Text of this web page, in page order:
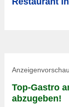
Top-Gastro
abzugeben!